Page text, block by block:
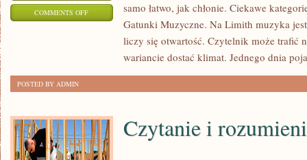
COMMENTS OFFON
samo łatwo, jak chłonie. Ciekawe
Gatunki Muzyczne. Na Limith muzyka
liczy się otwartość. Czytelnik może trafić
wariancie dostać klimat. Jednego dnia
POSTED BY ADMIN
Czytanie i